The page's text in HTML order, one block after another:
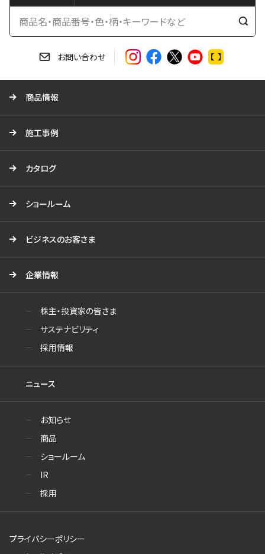
検
お問い合わせ
商品情報
施工事例
カタログ
ショールーム
ビジネスのお客さま
企業情報
株主・投資家の皆さま
サステナビリティ
採用情報
ニュース
お知らせ
商品
ショールーム
IR
採用
プライバシーポリシー